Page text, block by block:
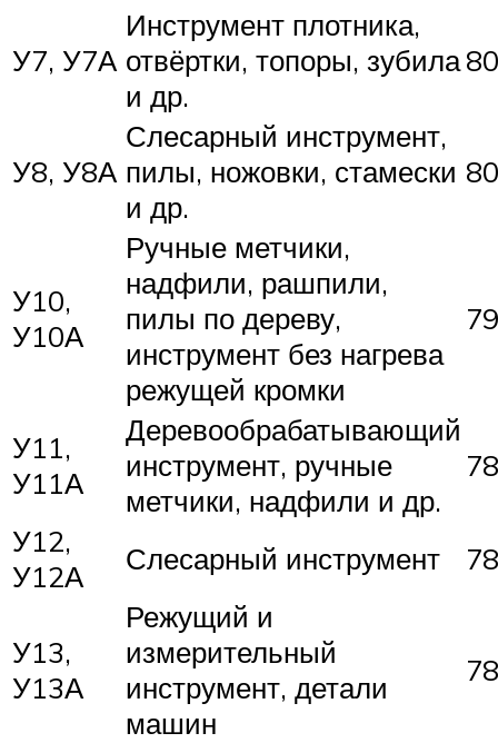
У7, У7А
Инструмент плотника,
отвёртки, топоры, зубила
и др.
У8, У8А
Слесарный инструмент,
пилы, ножовки, стамески
и др.
У10,
У10А
Ручные метчики,
надфили, рашпили,
пилы по дереву,
инструмент без нагрева
режущей кромки
У11,
У11А
Деревообрабатывающий
инструмент, ручные
метчики, надфили и др.
У12,
У12А
Слесарный инструмент
У13,
У13А
Режущий и
измерительный
инструмент, детали
машин